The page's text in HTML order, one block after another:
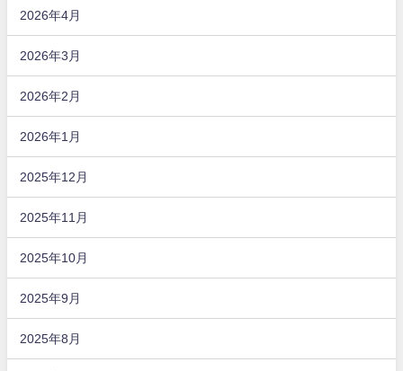
2026年4月
2026年3月
2026年2月
2026年1月
2025年12月
2025年11月
2025年10月
2025年9月
2025年8月